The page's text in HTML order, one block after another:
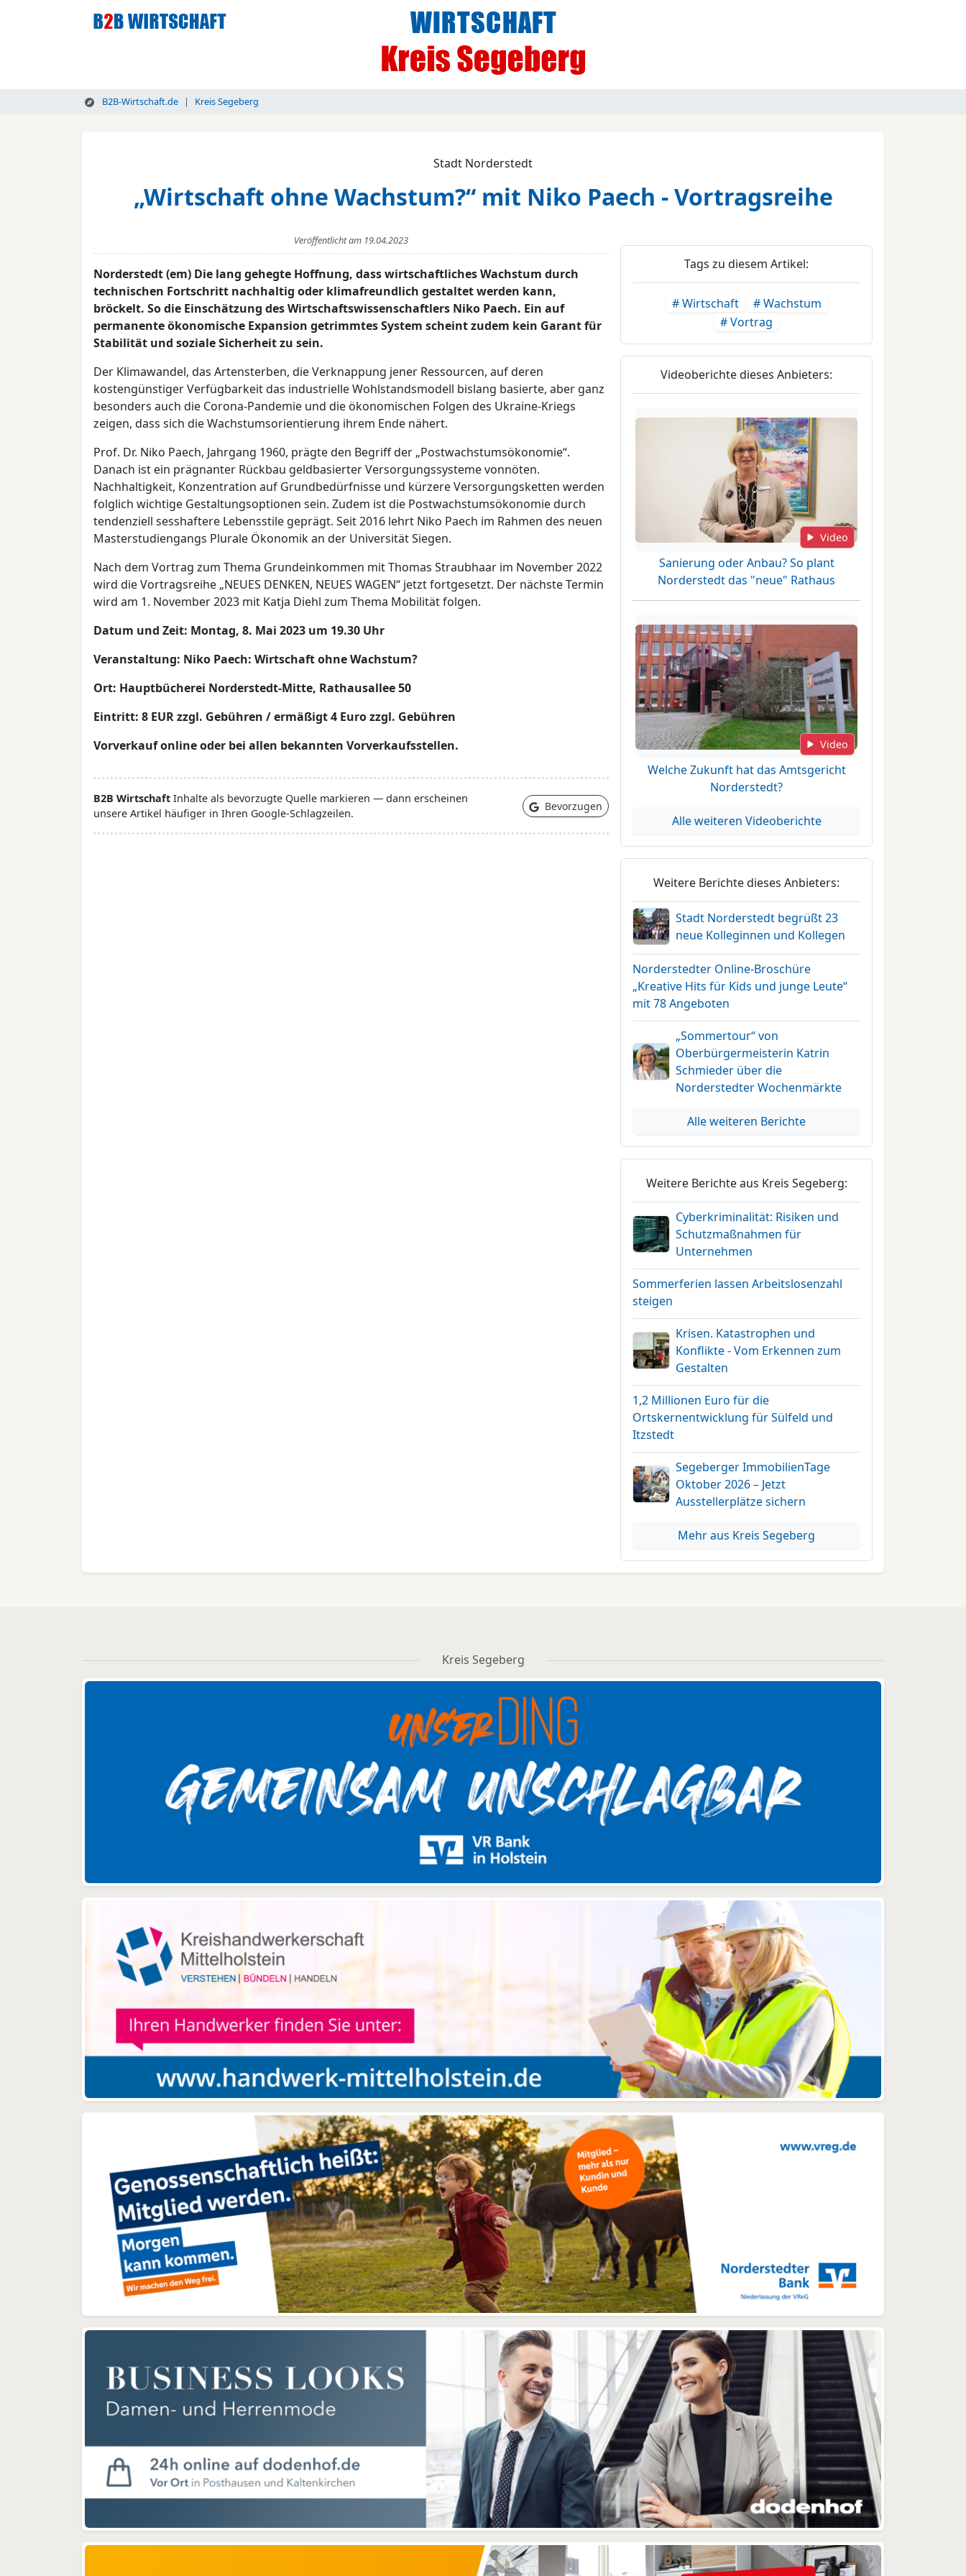
B2B-Wirtschaft.de Kreis Segeberg
Stadt Norderstedt
„Wirtschaft ohne Wachstum?“ mit Niko Paech - Vortragsreihe
Veröffentlicht am 19.04.2023
Norderstedt (em) Die lang gehegte Hoffnung, dass wirtschaftliches Wachstum durch
technischen Fortschritt nachhaltig oder klimafreundlich gestaltet werden kann,
bröckelt. So die Einschätzung des Wirtschaftswissenschaftlers Niko Paech. Ein auf
permanente ökonomische Expansion getrimmtes System scheint zudem kein Garant für
Stabilität und soziale Sicherheit zu sein.
Der Klimawandel, das Artensterben, die Verknappung jener Ressourcen, auf deren
kostengünstiger Verfügbarkeit das industrielle Wohlstandsmodell bislang basierte, aber ganz
besonders auch die Corona-Pandemie und die ökonomischen Folgen des Ukraine-Kriegs
zeigen, dass sich die Wachstumsorientierung ihrem Ende nähert.
Prof. Dr. Niko Paech, Jahrgang 1960, prägte den Begriff der „Postwachstumsökonomie“.
Danach ist ein prägnanter Rückbau geldbasierter Versorgungssysteme vonnöten.
Nachhaltigkeit, Konzentration auf Grundbedürfnisse und kürzere Versorgungsketten werden
folglich wichtige Gestaltungsoptionen sein. Zudem ist die Postwachstumsökonomie durch
tendenziell sesshaftere Lebensstile geprägt. Seit 2016 lehrt Niko Paech im Rahmen des neuen
Masterstudiengangs Plurale Ökonomik an der Universität Siegen.
Nach dem Vortrag zum Thema Grundeinkommen mit Thomas Straubhaar im November 2022
wird die Vortragsreihe „NEUES DENKEN, NEUES WAGEN“ jetzt fortgesetzt. Der nächste Termin
wird am 1. November 2023 mit Katja Diehl zum Thema Mobilität folgen.
Datum und Zeit: Montag, 8. Mai 2023 um 19.30 Uhr
Veranstaltung: Niko Paech: Wirtschaft ohne Wachstum?
Ort: Hauptbücherei Norderstedt-Mitte, Rathausallee 50
Eintritt: 8 EUR zzgl. Gebühren / ermäßigt 4 Euro zzgl. Gebühren
Vorverkauf online oder bei allen bekannten Vorverkaufsstellen.
B2B Wirtschaft Inhalte als bevorzugte Quelle markieren — dann erscheinen
unsere Artikel häufiger in Ihren Google-Schlagzeilen.
Bevorzugen
Tags zu diesem Artikel:
# Wirtschaft
# Wachstum
# Vortrag
Videoberichte dieses Anbieters:
Video
Sanierung oder Anbau? So plant
Norderstedt das "neue" Rathaus
Video
Welche Zukunft hat das Amtsgericht
Norderstedt?
Alle weiteren Videoberichte
Weitere Berichte dieses Anbieters:
Stadt Norderstedt begrüßt 23
neue Kolleginnen und Kollegen
Norderstedter Online-Broschüre
„Kreative Hits für Kids und junge Leute“
mit 78 Angeboten
„Sommertour“ von
Oberbürgermeisterin Katrin
Schmieder über die
Norderstedter Wochenmärkte
Alle weiteren Berichte
Weitere Berichte aus Kreis Segeberg:
Cyberkriminalität: Risiken und
Schutzmaßnahmen für
Unternehmen
Sommerferien lassen Arbeitslosenzahl
steigen
Krisen. Katastrophen und
Konflikte - Vom Erkennen zum
Gestalten
1,2 Millionen Euro für die
Ortskernentwicklung für Sülfeld und
Itzstedt
Segeberger ImmobilienTage
Oktober 2026 – Jetzt
Ausstellerplätze sichern
Mehr aus Kreis Segeberg
Kreis Segeberg